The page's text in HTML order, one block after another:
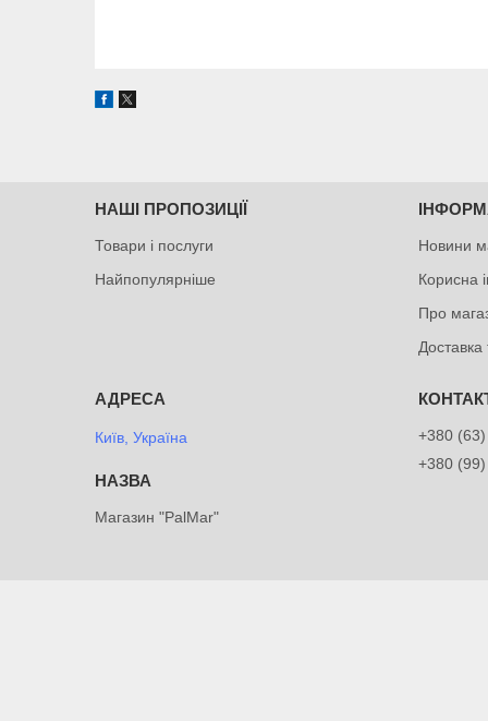
НАШІ ПРОПОЗИЦІЇ
Товари і послуги
Найпопулярніше
Новини
Корисна
Про
Доставка
Київ, Україна
Магазин "PalMar"
+380
+380